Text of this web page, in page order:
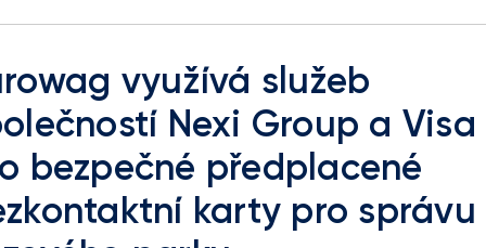
využívá služeb
Nexi Group a Visa
bezpečné předplacené
karty pro správu